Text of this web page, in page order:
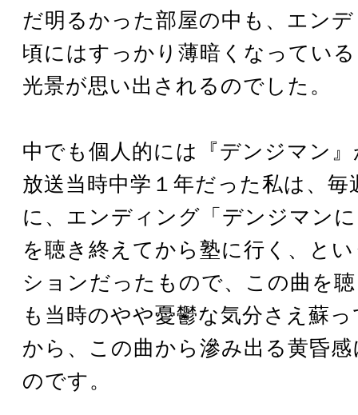
だ明るかった部屋の中も、エン
頃にはすっかり薄暗くなってい
光景が思い出されるのでした。
中でも個人的には『デンジマン
放送当時中学１年だった私は、毎
に、エンディング「デンジマン
を聴き終えてから塾に行く、と
ションだったもので、この曲を
も当時のやや憂鬱な気分さえ蘇
から、この曲から滲み出る黄昏
のです。